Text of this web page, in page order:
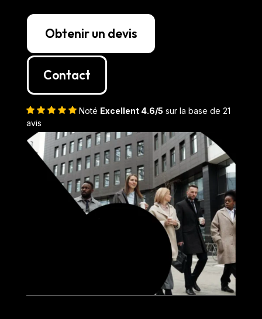
Obtenir un devis
Contact
Noté Excellent 4.6/5 sur la base de 21
avis